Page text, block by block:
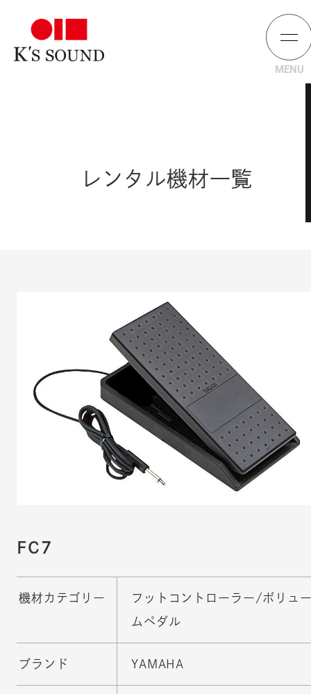
レンタル機材一覧
FC7
機材カテゴリー
フットコントローラー/ボリュ
ムペダル
ブランド YAMAHA